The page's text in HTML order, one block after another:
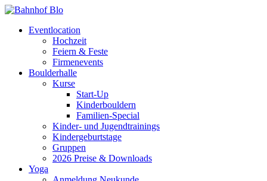
Eventlocation
Hochzeit
Feiern & Feste
Firmenevents
Boulderhalle
Kurse
Start-Up
Kinderbouldern
Familien-Special
Kinder- und Jugendtrainings
Kindergeburtstage
Gruppen
2026 Preise & Downloads
Yoga